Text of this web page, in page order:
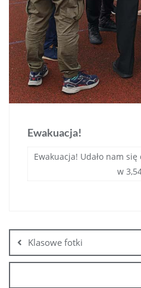
Ewakuacja!
Ewakuacja! Udało nam
w
Klasowe fotki